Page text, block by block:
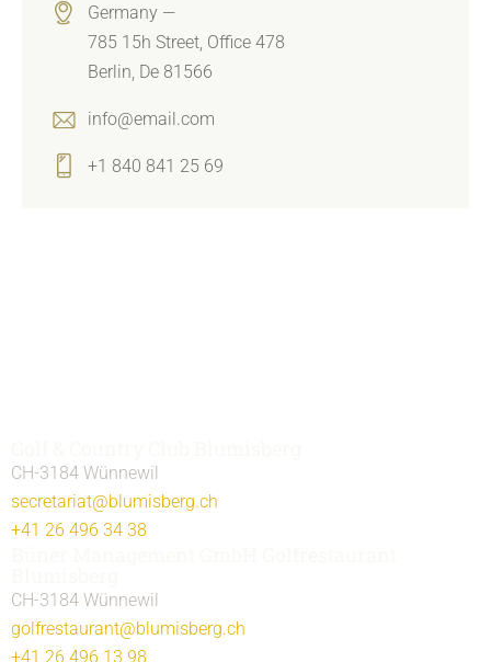
e
a
Germany —
785 15h Street, Office 478
Berlin, De 81566
info@email.com
+1 840 841 25 69
CH-3184 Wünnewil
secretariat@blumisberg.ch
+41 26 496 34 38
CH-3184 Wünnewil
golfrestaurant@blumisberg.ch
+41 26 496 13 98